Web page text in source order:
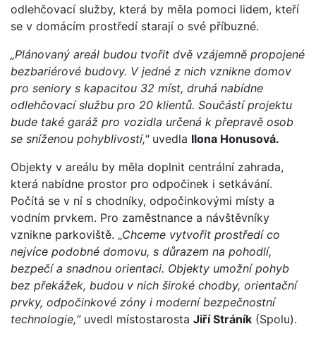
odlehčovací služby, která by měla pomoci lidem, kteří
se v domácím prostředí starají o své příbuzné.
„Plánovaný areál budou tvořit dvě vzájemně propojené
bezbariérové budovy. V jedné z nich vznikne domov
pro seniory s kapacitou 32 míst, druhá nabídne
odlehčovací službu pro 20 klientů. Součástí projektu
bude také garáž pro vozidla určená k přepravě osob
se sníženou pohyblivostí," uvedla Ilona Honusová.
Objekty v areálu by měla doplnit centrální zahrada,
která nabídne prostor pro odpočinek i setkávání.
Počítá se v ní s chodníky, odpočinkovými místy a
vodním prvkem. Pro zaměstnance a návštěvníky
vznikne parkoviště. „Chceme vytvořit prostředí co
nejvíce podobné domovu, s důrazem na pohodlí,
bezpečí a snadnou orientaci. Objekty umožní pohyb
bez překážek, budou v nich široké chodby, orientační
prvky, odpočinkové zóny i moderní bezpečnostní
technologie,“ uvedl místostarosta Jiří Stráník (Spolu).